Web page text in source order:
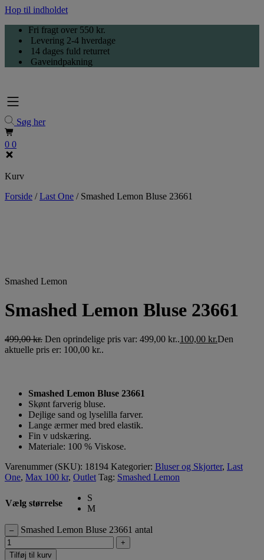
Hop til indholdet
Fri fragt over 550 kr.
Levering 2-4 hverdage
14 dages fuld returret
Gaveindpakning
Søg her
0 0
Kurv
Forside /Last One / Smashed Lemon Bluse 23661
Smashed Lemon
Smashed Lemon Bluse 23661
499,00kr. Den oprindelige pris var: 499,00 kr..100,00 kr.Den
aktuelle pris er: 100,00 kr..
Smashed Lemon Bluse 23661
Skønt farverig bluse.
Dejlige sand og lyselilla farver.
Lange ærmer med bred elastik.
Fin v udskæring.
Materiale: 100 % Viskose.
Varenummer (SKU): 18194 Kategorier: Bluser og Skjorter, Last
One, Max 100 kr, Outlet Tag: Smashed Lemon
Vælg størrelse
S
M
– Smashed Lemon Bluse 23661 antal
+
Tilføj til kurv